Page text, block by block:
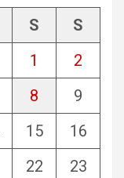
S
S
1
2
8
9
15
16
22
23